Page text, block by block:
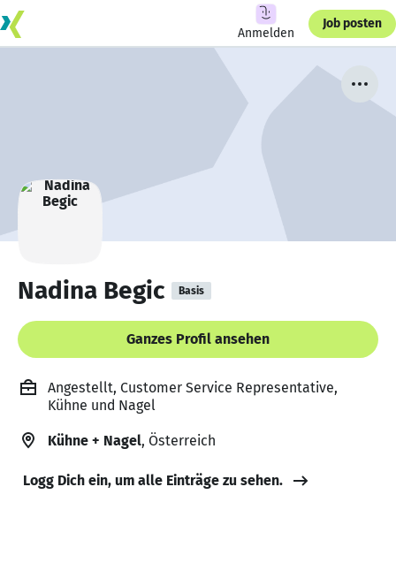
Anmelden
Job posten
Nadina Begic Basis
Ganzes Profil ansehen
Angestellt, Customer Service Representative,
Kühne und Nagel
Kühne + Nagel, Österreich
Logg Dich ein, um alle Einträge zu sehen.